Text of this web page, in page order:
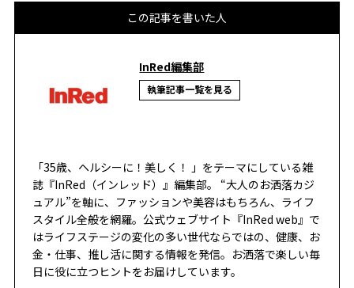
この記事を書いた人
InRed編集部
執筆記事一覧を見る
「35歳、ヘルシーに！美しく！ 」をテーマにしている雑
誌『InRed（インレッド）』編集部。 “大人のお洒落カジ
ュアル”を軸に、ファッションや美容はもちろん、ライフ
スタイル全般を網羅。公式ウェブサイト『InRed web』で
はライフステージの変化の多い世代ならではの、健康、お
金・仕事、推し活に関する情報を発信。お洒落で楽しい毎
日に役に立つヒントをお届けしています。